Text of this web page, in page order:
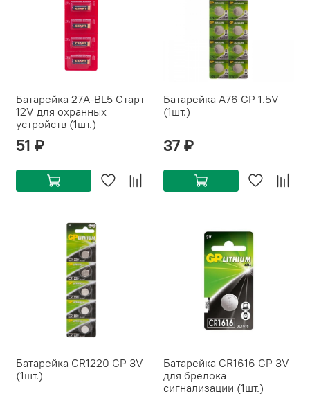
Батарейка 27A-BL5 Старт
12V для охранных
устройств (1шт.)
51 ₽
Батарейка A76 GP 1.5V
(1шт.)
37 ₽
Батарейка CR1220 GP 3V
(1шт.)
Батарейка CR1616 GP 3V
для брелока
сигнализации (1шт.)